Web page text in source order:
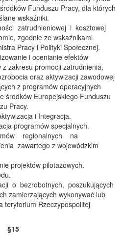
Funduszu Pracy, dla których
wskaźniki.
zatrudnieniowej i kosztowej
zgodnie ze wskaźnikami
Pracy i Polityki Społecznej.
i ocenianie efektów
zakresu promocji zatrudnienia,
oraz aktywizacji zawodowej
z programów operacyjnych
środków Europejskiego Funduszu
Pracy.
i Integracja.
programów specjalnych.
regionalnych na
zawartego z wojewódzkim
projektów pilotażowych.
o bezrobotnych, poszukujących
zamierzających wykonywać lub
terytorium Rzeczypospolitej
§15